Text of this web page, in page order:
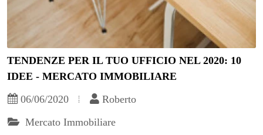
TENDENZE PER IL TUO UFFICIO NEL 2020: 10
IDEE - MERCATO IMMOBILIARE
06/06/2020
Roberto
Mercato Immobiliare